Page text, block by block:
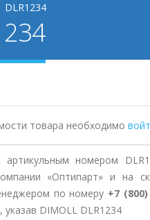
DLR1234
товара необходимо
артикульным номером
«Оптипарт» и на
по номеру +7
, указав DIMOLL DLR1234